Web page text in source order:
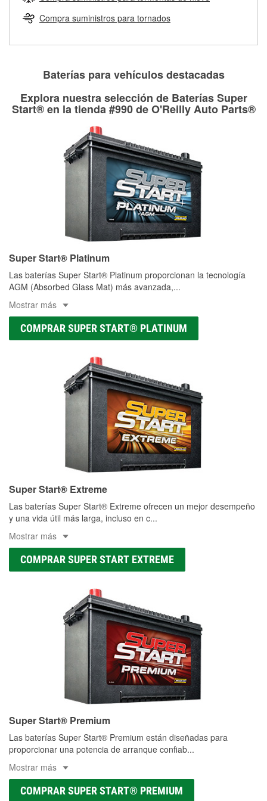
Herramientas de O'Reilly
pueden ser reutilizados, podemos ayudarte a encontrar las
partes de reemplazo correctas para tu reparación.
Rectificación de tambores y discos de freno
Compra suministros para tornados
Baterías para vehículos destacadas
Explora nuestra selección de Baterías Super
Start® en la tienda #990 de O'Reilly Auto Parts®
Super Start® Platinum
Las baterías Super Start® Platinum proporcionan la tecnología
AGM (Absorbed Glass Mat) más avanzada,...
Mostrar más
COMPRAR SUPER START® PLATINUM
Super Start® Extreme
Las baterías Super Start® Extreme ofrecen un mejor desempeño
y una vida útil más larga, incluso en c...
Mostrar más
COMPRAR SUPER START EXTREME
Super Start® Premium
Las baterías Super Start® Premium están diseñadas para
proporcionar una potencia de arranque confiab...
Mostrar más
COMPRAR SUPER START® PREMIUM